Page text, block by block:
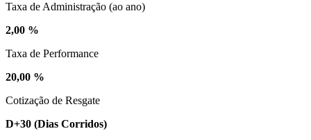
Taxa de Administração (ao ano)
2,00 %
Taxa de Performance
20,00 %
Cotização de Resgate
D+30 (Dias Corridos)